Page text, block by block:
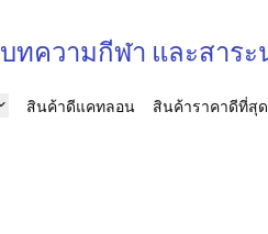
บทความกีฬา และสาระ
สินค้าดีแคทลอน สินค้าราคาดีที่สุด